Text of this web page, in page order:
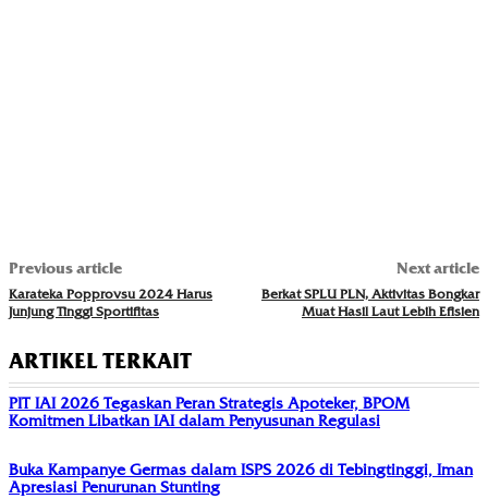
Previous article
Karateka Popprovsu 2024 Harus
Junjung Tinggi Sportifitas
Next article
Berkat SPLU PLN, Aktivitas Bongkar
Muat Hasil Laut Lebih Efisien
ARTIKEL TERKAIT
PIT IAI 2026 Tegaskan Peran Strategis Apoteker, BPOM
Komitmen Libatkan IAI dalam Penyusunan Regulasi
Buka Kampanye Germas dalam ISPS 2026 di Tebingtinggi, Iman
Apresiasi Penurunan Stunting